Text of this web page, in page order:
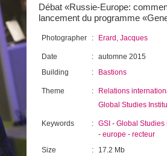
Débat «Russie-Europe:
lancement du programme
Photographer : Erard, Jacques
Date : automne 2015
Building
: Bastions
Theme :
Relations
Global Studies
Keywords : GSI - Global Studies
- europe - recteur
Size
:
17.2 Mb